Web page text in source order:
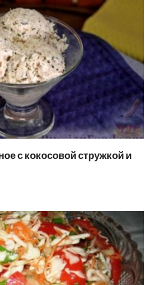
с кокосовой стружкой и